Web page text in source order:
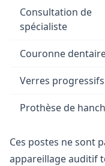
Consultation de
spécialiste
Couronne
Verres progressifs
Prothèse de
Ces postes ne sont
appareillage auditif